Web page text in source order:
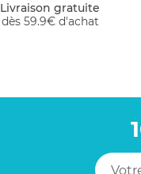
Livraison gratuite
dès 59.9€ d'achat